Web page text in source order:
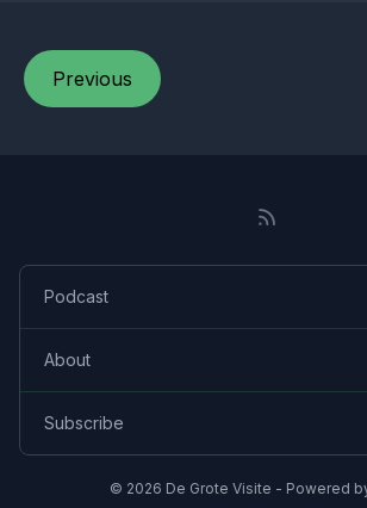
Previous
Podcast
About
Subscribe
© 2026 De Grote Visite - Powered